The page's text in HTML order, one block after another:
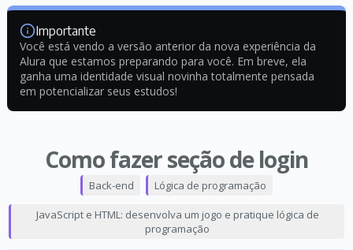
Importante
Você está vendo a versão anterior da nova experiência da
Alura que estamos preparando para você. Em breve, ela
ganha uma identidade visual novinha totalmente pensada
em potencializar seus estudos!
Como fazer seção de login
Back-end Lógica de programação
JavaScript e HTML: desenvolva um jogo e pratique lógica de
programação